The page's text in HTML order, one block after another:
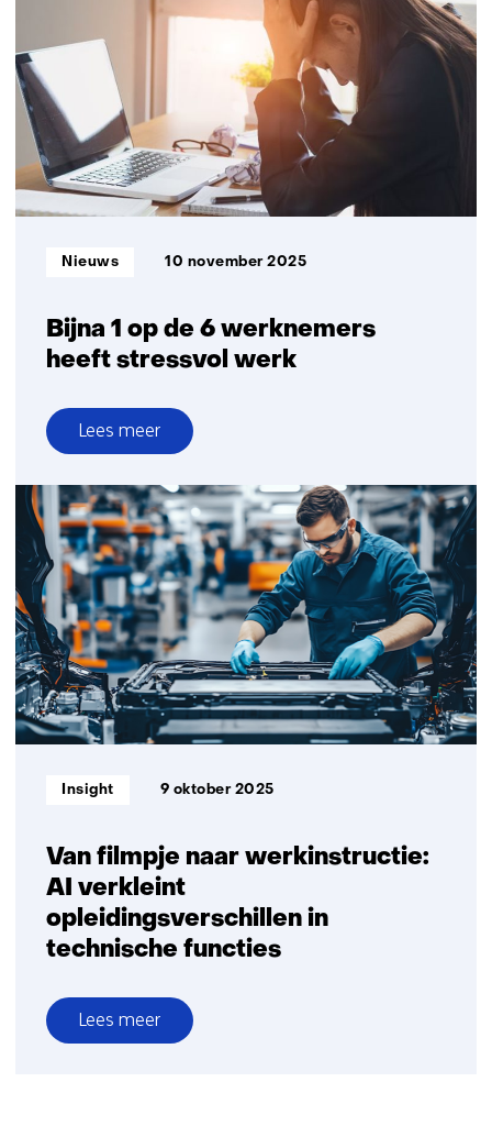
ontwikkelen
onverminderd
belangrijk
Bijna 1 op de 6 werknemers
heeft stressvol werk
Informatietype:
Nieuws 10 november 2025
Lees meer
over
Bijna
1
op
de
6
werknemers
heeft
stressvol
werk
Van filmpje naar werkinstructie:
AI verkleint
opleidingsverschillen in
technische functies
Informatietype:
Insight 9 oktober 2025
Lees meer
over